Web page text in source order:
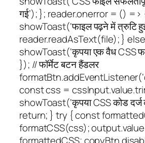
गई’); }; reader.onerror = () =>
showToast(‘फाइल पढ़ने में त्रुटि
reader.readAsText(file); }
showToast(‘कृपया एक वैध CSS
}); // फॉर्मेट बटन हैंडलर
const css =
showToast(‘कृपया CSS कोड
return; } try { const
formatCSS(css);
formattedCSS;